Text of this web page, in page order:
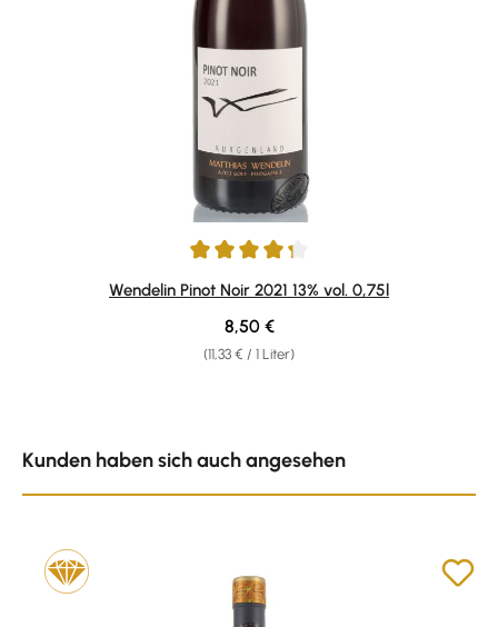
Durchschnittliche Bewertung von 4.2 von 5 Sternen
Wendelin Pinot Noir 2021 13% vol. 0,75l
(11,33 € / 1 Liter)
Regulärer Preis:
8,50 €
Kunden haben sich auch angesehen